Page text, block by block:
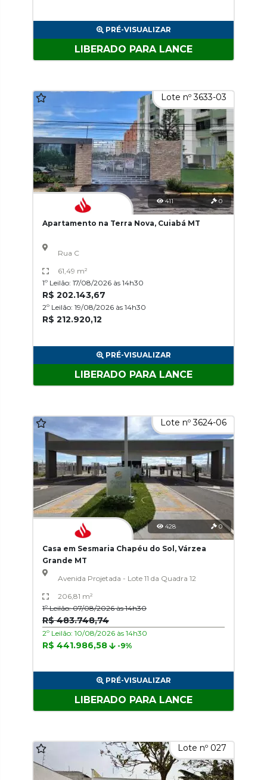
PRÉ-VISUALIZAR
LIBERADO PARA LANCE
Lote nº 3633-03
411 0
Apartamento na Terra Nova, Cuiabá MT
Rua C
61,49 m²
1º Leilão: 17/08/2026 às 14h30
R$ 202.143,67
2º Leilão: 19/08/2026 às 14h30
R$ 212.920,12
PRÉ-VISUALIZAR
LIBERADO PARA LANCE
Lote nº 3624-06
428 0
Casa em Sesmaria Chapéu do Sol, Várzea
Grande MT
Avenida Projetada - Lote 11 da Quadra 12
206,81 m²
1º Leilão: 07/08/2026 às 14h30
R$ 483.748,74
2º Leilão: 10/08/2026 às 14h30
R$ 441.986,58 -9%
PRÉ-VISUALIZAR
LIBERADO PARA LANCE
Lote nº 027